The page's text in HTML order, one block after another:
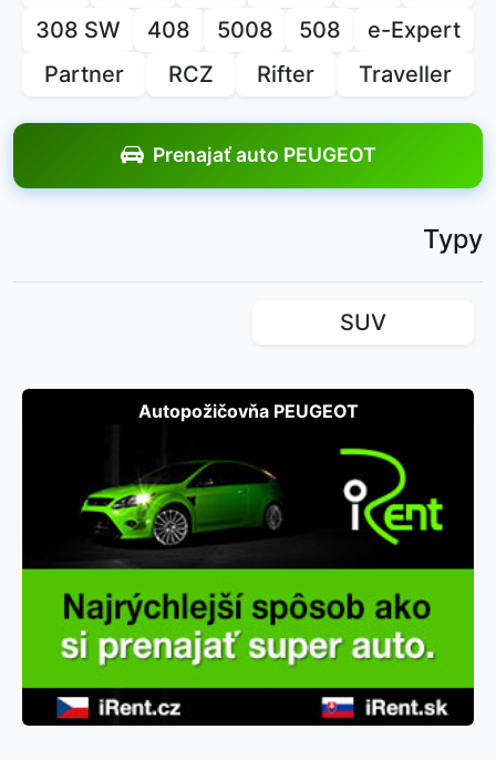
308 SW
408 5008 508
e-Expert
Partner
RCZ Rifter Traveller
Prenajať auto PEUGEOT
Typy
SUV
Autopožičovňa PEUGEOT